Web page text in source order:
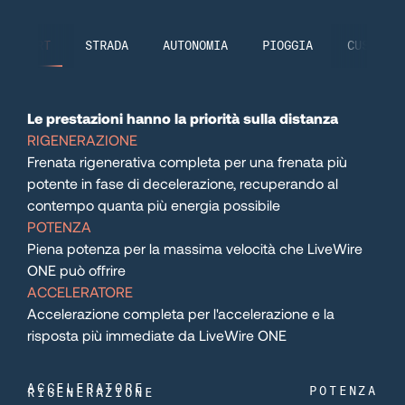
100
101
102
103
104
105
SPORT STRADA AUTONOMIA PIOGGIA CUSTOM
Le prestazioni hanno la priorità sulla distanza
RIGENERAZIONE
Frenata rigenerativa completa per una frenata più
potente in fase di decelerazione, recuperando al
contempo quanta più energia possibile
POTENZA
Piena potenza per la massima velocità che LiveWire
ONE può offrire
ACCELERATORE
Accelerazione completa per l'accelerazione e la
risposta più immediate da LiveWire ONE
RIGENERAZIONE POTENZA
ACCELERATORE